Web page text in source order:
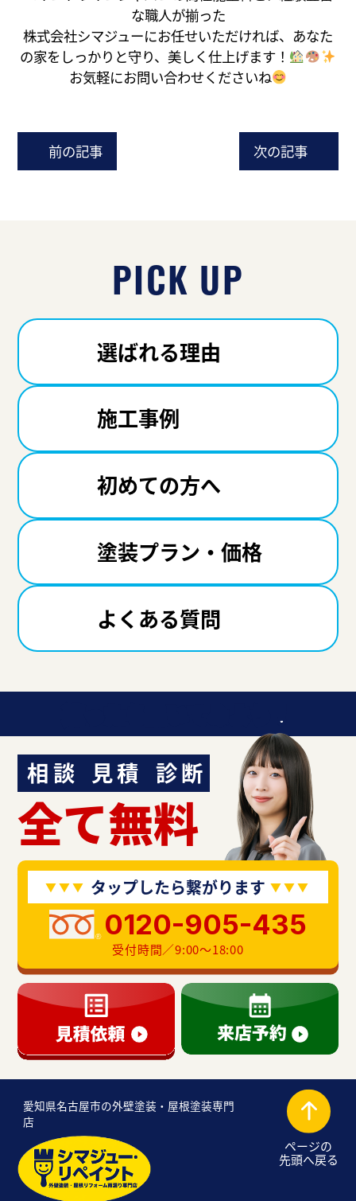
な職人が揃った
株式会社シマジューにお任せいただければ、あなた
の家をしっかりと守り、美しく仕上げます！
お気軽にお問い合わせくださいね
前の記事 次の記事
PICK UP
選ばれる理由
施工事例
初めての方へ
塗装プラン・価格
よくある質問
迷ったら聞いてみよう！
相談 見積 診断
全て無料
タップしたら繋がります
0120-905-435
受付時間／9:00〜18:00
ページの
先頭へ戻る
愛知県名古屋市の外壁塗装・屋根塗装専門
店